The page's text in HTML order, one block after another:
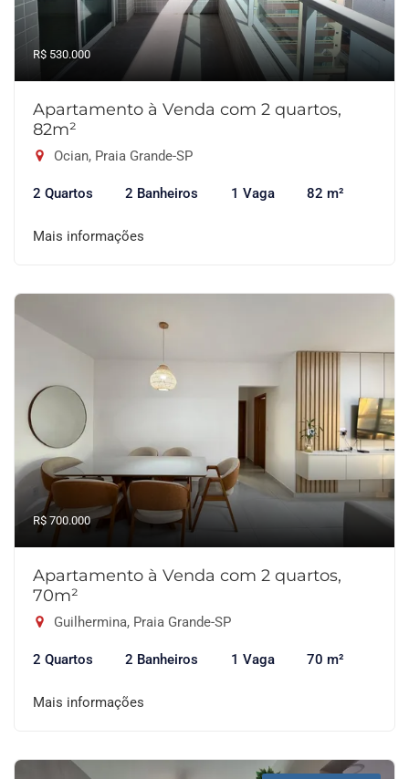
R$ 530.000
Apartamento à Venda com 2 quartos,
82m²
Ocian, Praia Grande-SP
2 Quartos 2 Banheiros 1 Vaga 82 m²
Mais informações
R$ 700.000
Apartamento à Venda com 2 quartos,
70m²
Guilhermina, Praia Grande-SP
2 Quartos 2 Banheiros 1 Vaga 70 m²
Mais informações